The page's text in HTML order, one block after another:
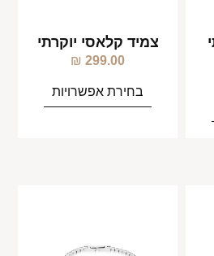
צמיד קלאסי יוקרתי
299.00
₪
בחירת אפשרויות